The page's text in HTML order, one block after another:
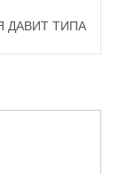
ДАВИТ ТИПА